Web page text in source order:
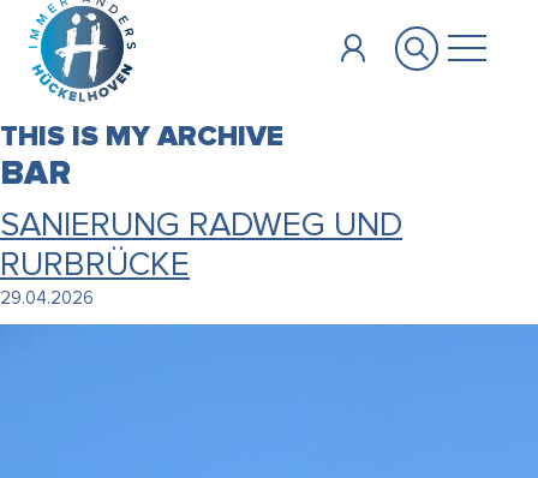
Zum Hauptinhalt springen
THIS IS MY ARCHIVE
BAR
SANIERUNG RADWEG UND
RURBRÜCKE
29.04.2026